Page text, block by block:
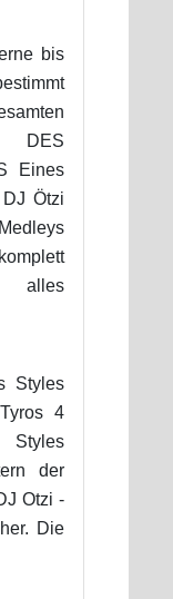
bis
DES
Eines
Ötzi
alles
Styles
4
der
Otzi -
Die